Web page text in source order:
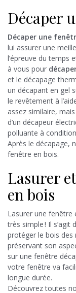
Décaper
Décaper une
lui assurer une
l’épreuve du temps
à vous pour
et le décapage
un décapant en gel
le revêtement à
assez similaire,
d’un décapeur
polluante à
Après le décapage,
fenêtre en bois.
Lasurer
en bois
Lasurer une fenêtre
très simple ! Il s’agit
protéger le bois des
préservant son
sur une fenêtre
votre fenêtre va
longue durée.
Découvrez toutes